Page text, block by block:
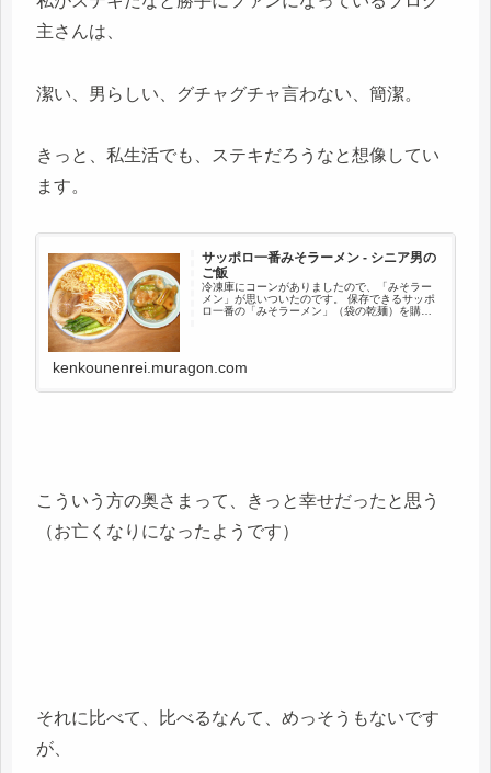
主さんは、
潔い、男らしい、グチャグチャ言わない、簡潔。
きっと、私生活でも、ステキだろうなと想像してい
ます。
サッポロ一番みそラーメン - シニア男の
ご飯
冷凍庫にコーンがありましたので、「みそラー
メン」が思いついたのです。 保存できるサッポ
ロ一番の「みそラーメン」（袋の乾麺）を購入
kenkounenrei.muragon.com
こういう方の奥さまって、きっと幸せだったと思う
（お亡くなりになったようです）
それに比べて、比べるなんて、めっそうもないです
が、